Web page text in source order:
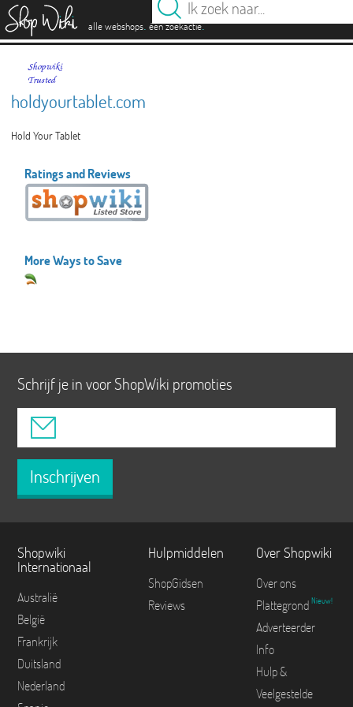
alle webshops. één zoekactie.
holdyourtablet.com
Hold Your Tablet
Ratings and Reviews
More Ways to Save
Schrijf je in voor ShopWiki promoties
Inschrijven
Shopwiki
Internationaal
Australië
België
Frankrijk
Duitsland
Nederland
Hulpmiddelen
ShopGidsen
Reviews
Over Shopwiki
Over ons
Plattegrond Nieuw!
Adverteerder
Info
Hulp &
Veelgestelde